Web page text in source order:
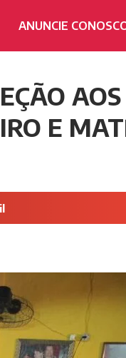
ANUNCIE
AOS
E